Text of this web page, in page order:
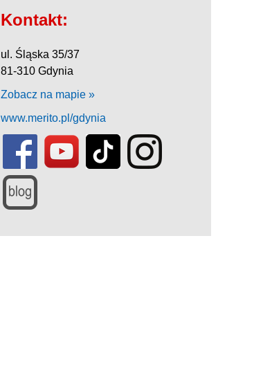
Kontakt:
ul. Śląska 35/37
81-310 Gdynia
Zobacz na mapie »
www.merito.pl/gdynia